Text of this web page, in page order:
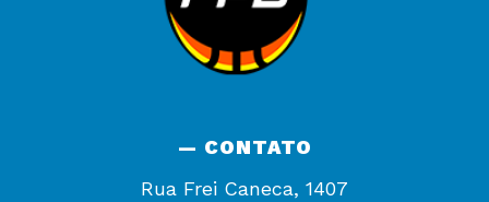
— CONTATO
Rua Frei Caneca, 1407